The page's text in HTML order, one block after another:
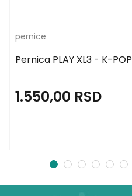
pernice
Pernica PLAY XL3 - K-POP
1.550,00 RSD
1 2 3 4 5 6